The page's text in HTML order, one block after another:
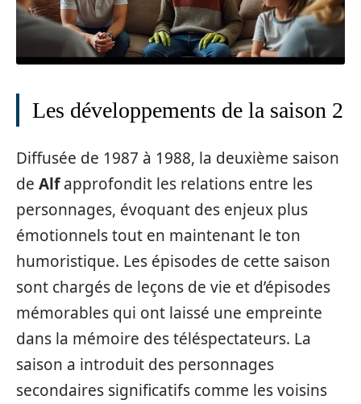
Les développements de la saison 2
Diffusée de 1987 à 1988, la deuxième saison
de Alfapprofondit les relations entre les
personnages, évoquant des enjeux plus
émotionnels tout en maintenant le ton
humoristique. Les épisodes de cette saison
sont chargés de leçons de vie et d’épisodes
mémorables qui ont laissé une empreinte
dans la mémoire des téléspectateurs. La
saison a introduit des personnages
secondaires significatifs comme les voisins